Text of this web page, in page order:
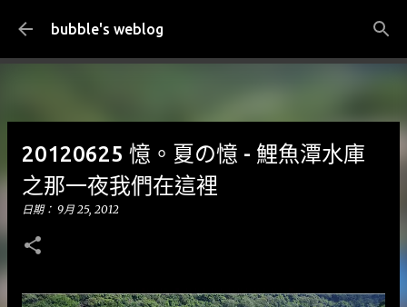
跳到主要內容
bubble's weblog
20120625 憶。夏の憶 - 鯉魚潭水庫
之那一夜我們在這裡
日期： 9月 25, 2012